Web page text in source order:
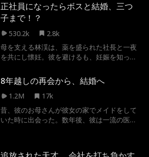
らなかったのは、彼女が実は彼のオンライン
彼女だったということだ...
正社員になったらボスと結婚、三つ
子まで！？
530.2k
2.8k
母を支える林渓は、薬を盛られた社長と一夜
を共にし懐妊。彼を避けるも、妊娠を知った
8年越しの再会から、結婚へ
1.2M
17k
昔、彼のお母さんが彼女の家でメイドをして
いた時に出会った。数年後、彼は一流の医者